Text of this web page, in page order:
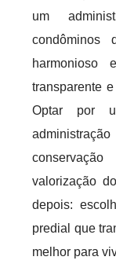
um
condôminos
harmonioso
transparente
Optar por
valorização
depois:
predial que
melhor para